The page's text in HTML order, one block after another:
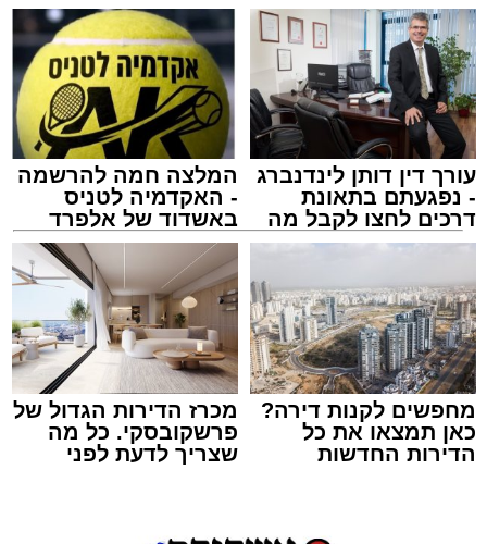
מעוניינים להגיב? לדווח ? צרו איתנו קשר במייל -
ASHDODS@ISNET.CO.IL
תגים:אשדוד, ידידים
אמש (חמישי) בסביבות השעה 21:49, התקבלה
קריאת חירום במוקד ארגון "ידידים" אודות תינוק
שננעל בשגגה ברכב לעיני אמו הדואגת, ברחוב
כ"ט בנובמבר באשקלון.
מישאל שי לוי, מוקדן ידידים שקיבל את השיחה,
הזניק מיד כוחות לסיוע. דניאל ברכה, מתנדב
יחידת האופנועים, יחד עם מאיר אבוקרט, מתנדב
עורך דין דותן לינדנברג
- נפגעתם בתאונת
דרכים לחצו לקבל מה
שמגיע לכם
המלצה חמה להרשמה
- האקדמיה לטניס
באשדוד של אלפרד
קריאולנסקי - לילדים
מחפשים לקנות דירה?
כאן תמצאו את כל
הדירות החדשות
מכרז הדירות הגדול של
פרשקובסקי. כל מה
שצריך לדעת לפני